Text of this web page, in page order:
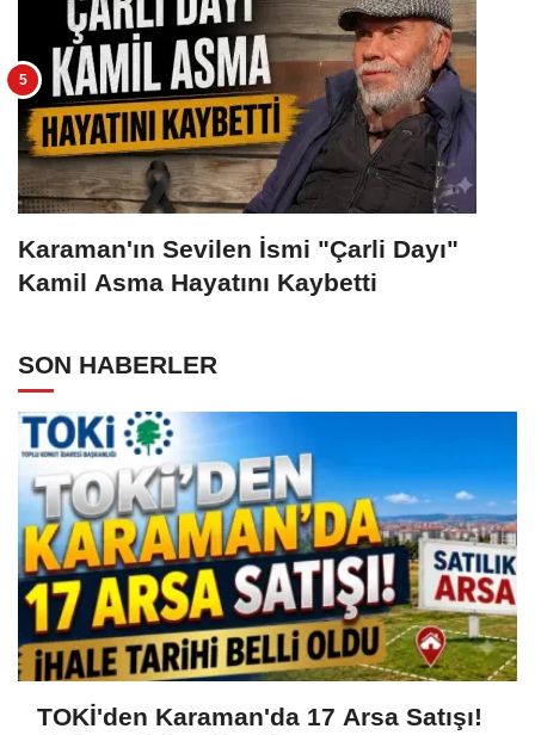
Karaman'ın Sevilen İsmi "Çarli Dayı"
Kamil Asma Hayatını Kaybetti
SON HABERLER
TOKİ'den Karaman'da 17 Arsa Satışı!